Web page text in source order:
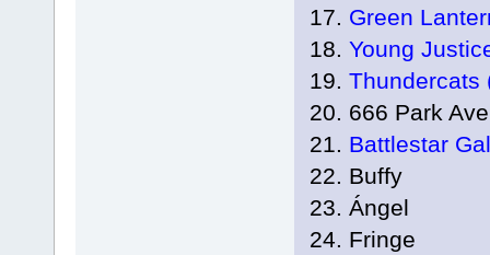
17. Green
18. Young
19. Thundercats
20. 666 Park
21. Battlestar
22. Buffy
23. Ángel
24. Fringe